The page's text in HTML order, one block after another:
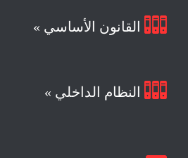
 القانون الأساسي »
 النظام الداخلي »